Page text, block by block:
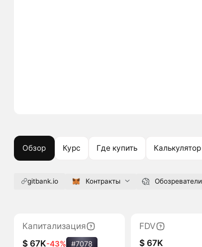
Обзор Курс Где купить Калькулятор
gitbank.io Контракты Обозреватели
Капитализация
$ 67K-43% #7078
FDV
$ 67K